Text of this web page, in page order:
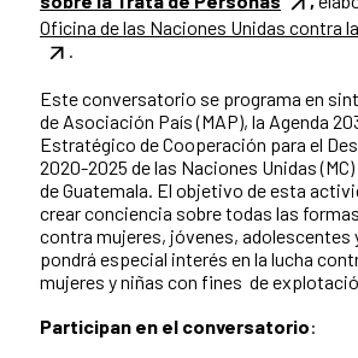
Oficina de las Naciones Unidas contra
.
Este conversatorio se programa en
de Asociación País (MAP), la Agenda
Estratégico de Cooperación para el
2020-2025 de las Naciones Unidas
de Guatemala. El objetivo de esta
crear conciencia sobre todas las
contra mujeres, jóvenes, adolescentes
pondrá especial interés en la lucha
mujeres y niñas con fines de
Participan en el conversatorio: